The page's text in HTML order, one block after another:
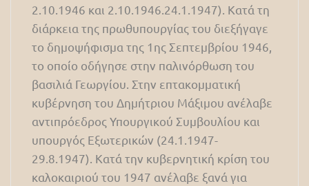
2.10.1946 και 2.10.1946.24.1.1947). Κατά τη
διάρκεια της πρωθυπουργίας του διεξήγαγε
το δημοψήφισμα της 1ης Σεπτεμβρίου 1946,
το οποίο οδήγησε στην παλινόρθωση του
βασιλιά Γεωργίου. Στην επτακομματική
κυβέρνηση του Δημήτριου Μάξιμου ανέλαβε
αντιπρόεδρος Υπουργικού Συμβουλίου και
υπουργός Εξωτερικών (24.1.1947-
29.8.1947). Κατά την κυβερνητική κρίση του
καλοκαιριού του 1947 ανέλαβε ξανά για